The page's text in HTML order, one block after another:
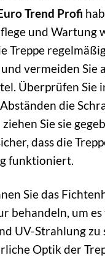
Trend Profi
und Wartung
Treppe
vermeiden Sie
Überprüfen Sie
die
Sie sie
dass die
funktioniert.
Sie das
behandeln, um
UV-Strahlung zu
Optik der